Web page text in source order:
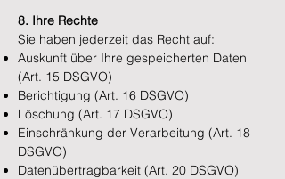
8. Ihre Rechte
Sie haben jederzeit das Recht auf:
Auskunft über Ihre gespeicherten Daten
(Art. 15 DSGVO)
Berichtigung (Art. 16 DSGVO)
Löschung (Art. 17 DSGVO)
Einschränkung der Verarbeitung (Art. 18
DSGVO)
Datenübertragbarkeit (Art. 20 DSGVO)